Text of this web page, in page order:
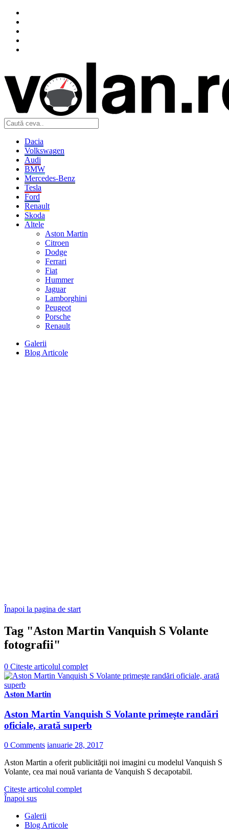
Dacia
Volkswagen
Audi
BMW
Mercedes-Benz
Tesla
Ford
Renault
Skoda
Altele
Aston Martin
Citroen
Dodge
Ferrari
Fiat
Hummer
Jaguar
Lamborghini
Peugeot
Porsche
Renault
Galerii
Blog Articole
Înapoi la pagina de start
Tag "Aston Martin Vanquish S Volante
fotografii"
0 Citește articolul complet
Aston Martin
Aston Martin Vanquish S Volante primeşte randări
oficiale, arată superb
0 Comments ianuarie 28, 2017
Aston Martin a oferit publicităţii noi imagini cu modelul Vanquish S
Volante, cea mai nouă varianta de Vanquish S decapotabil.
Citește articolul complet
Înapoi sus
Galerii
Blog Articole